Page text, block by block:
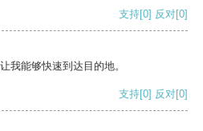
支持[0] 反对[0]
我能够快速到达目的地。
支持[0] 反对[0]